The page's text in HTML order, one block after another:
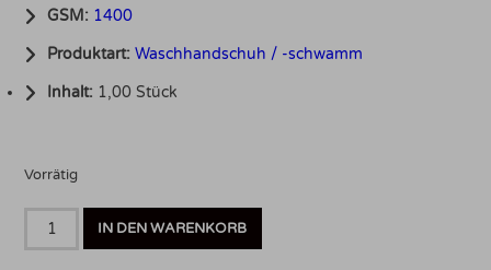
GSM: 1400
Produktart: Waschhandschuh / -schwamm
Inhalt: 1,00 Stück
Vorrätig
ChemicalWorkz
IN DEN WARENKORB